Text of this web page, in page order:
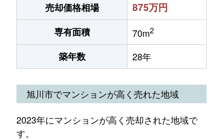
売却価格相場
875万円
専有面積 70m2
築年数 28年
旭川市でマンションが高く売れた地域
2023年にマンションが高く売却された地域で
す。